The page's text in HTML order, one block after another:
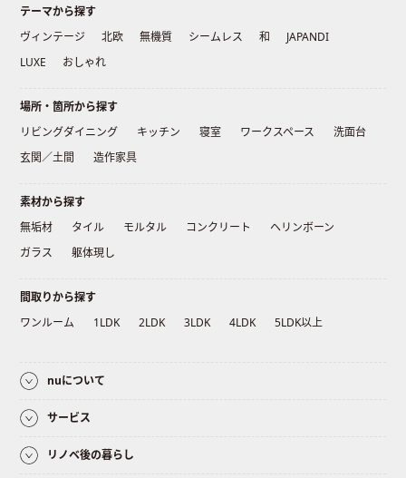
テーマから探す
ヴィンテージ
北欧 無機質 シームレス 和
JAPANDI
LUXE
おしゃれ
場所・箇所から探す
リビングダイニング
キッチン 寝室 ワークスペース
洗面台
玄関／土間
造作家具
素材から探す
無垢材
タイル モルタル コンクリート
ヘリンボーン
ガラス
躯体現し
間取りから探す
ワンルーム
1LDK 2LDK 3LDK 4LDK 5LDK以上
nuについて
サービス
リノベ後の暮らし